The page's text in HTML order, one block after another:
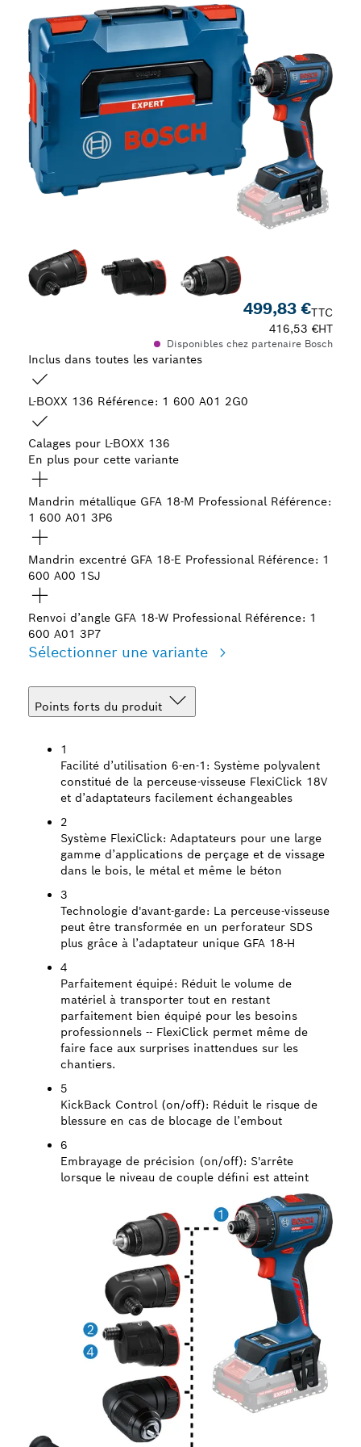
499,83 €TTC
416,53 €HT
Disponibles chez partenaire Bosch
Inclus dans toutes les variantes
L-BOXX 136 Référence: 1 600 A01 2G0
Calages pour L-BOXX 136
En plus pour cette variante
Mandrin métallique GFA 18-M Professional Référence:
1 600 A01 3P6
Mandrin excentré GFA 18-E Professional Référence: 1
600 A00 1SJ
Renvoi d’angle GFA 18-W Professional Référence: 1
600 A01 3P7
Sélectionner une variante
Points forts du produit
1
Facilité d’utilisation 6-en-1: Système polyvalent
constitué de la perceuse-visseuse FlexiClick 18V
et d’adaptateurs facilement échangeables
2
Système FlexiClick: Adaptateurs pour une large
gamme d’applications de perçage et de vissage
dans le bois, le métal et même le béton
3
Technologie d'avant-garde: La perceuse-visseuse
peut être transformée en un perforateur SDS
plus grâce à l’adaptateur unique GFA 18-H
4
Parfaitement équipé: Réduit le volume de
matériel à transporter tout en restant
parfaitement bien équipé pour les besoins
professionnels -- FlexiClick permet même de
faire face aux surprises inattendues sur les
chantiers.
5
KickBack Control (on/off): Réduit le risque de
blessure en cas de blocage de l’embout
6
Embrayage de précision (on/off): S'arrête
lorsque le niveau de couple défini est atteint